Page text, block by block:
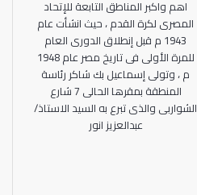
اهم واكبر المناطق التابعة للإتحاد
المصرى لكرة القدم ، حيث انشأت عام
1943 م قبل إنطلاق الدورى العام
للمرة الأولى فى تاريخ مصر عام 1948
م ، وتولى إسماعيل بك شاكر رئاسة
المنطقة بمقرها الحالى 7 شارع
الشواربى والذى تبرع به السيد الاستاذ/
عبدالعزيز انور